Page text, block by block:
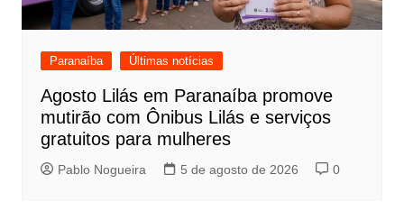
Paranaíba Últimas notícias
Agosto Lilás em Paranaíba promove
mutirão com Ônibus Lilás e serviços
gratuitos para mulheres
Pablo Nogueira 5 de agosto de 2026 0